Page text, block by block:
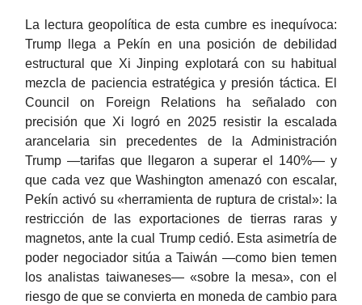
La lectura geopolítica de esta cumbre es inequívoca:
Trump llega a Pekín en una posición de debilidad
estructural que Xi Jinping explotará con su habitual
mezcla de paciencia estratégica y presión táctica. El
Council on Foreign Relations ha señalado con
precisión que Xi logró en 2025 resistir la escalada
arancelaria sin precedentes de la Administración
Trump —tarifas que llegaron a superar el 140%— y
que cada vez que Washington amenazó con escalar,
Pekín activó su «herramienta de ruptura de cristal»: la
restricción de las exportaciones de tierras raras y
magnetos, ante la cual Trump cedió. Esta asimetría de
poder negociador sitúa a Taiwán —como bien temen
los analistas taiwaneses— «sobre la mesa», con el
riesgo de que se convierta en moneda de cambio para